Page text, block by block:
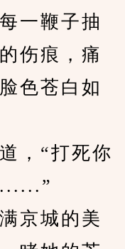
一鞭子抽
伤痕，痛
色苍白如
，“打死你
京城的美